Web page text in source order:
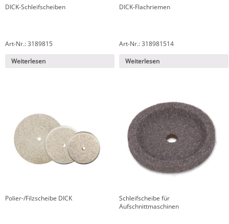
DICK-Schleifscheiben
Art-Nr.: 3189815
Weiterlesen
DICK-Flachriemen
Art-Nr.: 318981514
Weiterlesen
Polier-/Filzscheibe DICK
Schleifscheibe für
Aufschnittmaschinen